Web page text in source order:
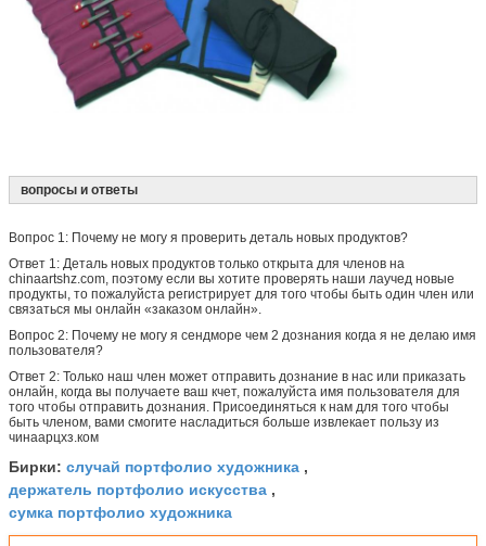
вопросы и ответы
Вопрос 1: Почему не могу я проверить деталь новых продуктов?
Ответ 1: Деталь новых продуктов только открыта для членов на
chinaartshz.com, поэтому если вы хотите проверять наши лаучед новые
продукты, то пожалуйста регистрирует для того чтобы быть один член или
связаться мы онлайн «заказом онлайн».
Вопрос 2: Почему не могу я сендморе чем 2 дознания когда я не делаю имя
пользователя?
Ответ 2: Только наш член может отправить дознание в нас или приказать
онлайн, когда вы получаете ваш кчет, пожалуйста имя пользователя для
того чтобы отправить дознания. Присоединяться к нам для того чтобы
быть членом, вами смогите насладиться больше извлекает пользу из
чинаарцхз.ком
Бирки: случай портфолио художника ,
держатель портфолио искусства ,
сумка портфолио художника